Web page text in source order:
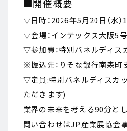
■開催概要
▽日時：2026年5月20日（水
▽会場：インテックス大阪5号
▽参加費：特別パネルディス
※振込先：りそな銀行南森
▽定員:特別パネルディスカ
ただきます)
業界の未来を考える90分と
問い合わせはJP産業展協会